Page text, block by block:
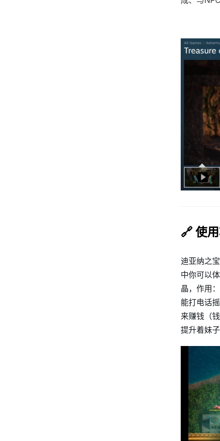
🔗 使
迪亚纳之
中你可以
晶，作用
能打电话
来赚钱（
提升着妹